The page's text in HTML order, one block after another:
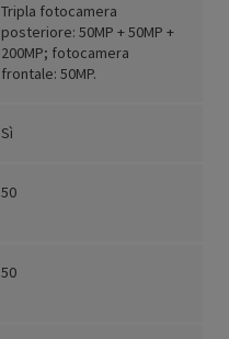
Tripla fotocamera
posteriore: 50MP + 50MP +
200MP; fotocamera
frontale: 50MP.
Sì
50
50